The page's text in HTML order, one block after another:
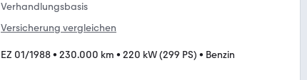
Verhandlungsbasis
Versicherung vergleichen
EZ 01/1988• 230.000 km • 220 kW (299 PS) • Benzin